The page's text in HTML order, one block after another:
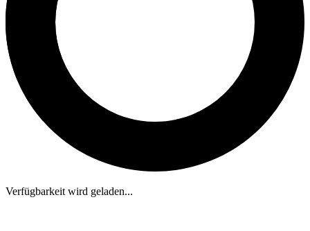
Verfügbarkeit wird geladen...